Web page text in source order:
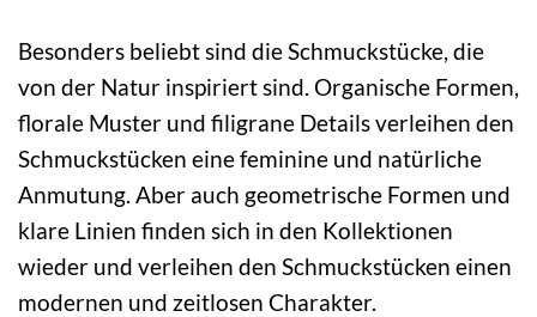
Besonders beliebt sind die Schmuckstücke, die
von der Natur inspiriert sind. Organische Formen,
florale Muster und filigrane Details verleihen den
Schmuckstücken eine feminine und natürliche
Anmutung. Aber auch geometrische Formen und
klare Linien finden sich in den Kollektionen
wieder und verleihen den Schmuckstücken einen
modernen und zeitlosen Charakter.